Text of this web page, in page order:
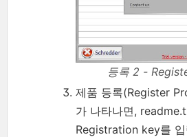
등록 2 -
제품 등록(Register
가 나타나면,
Registration key를